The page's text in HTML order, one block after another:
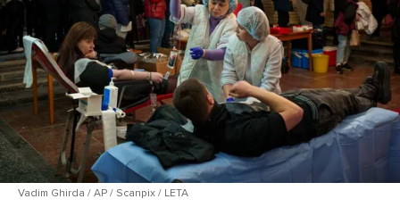
Vadim Ghirda / AP / Scanpix / LETA